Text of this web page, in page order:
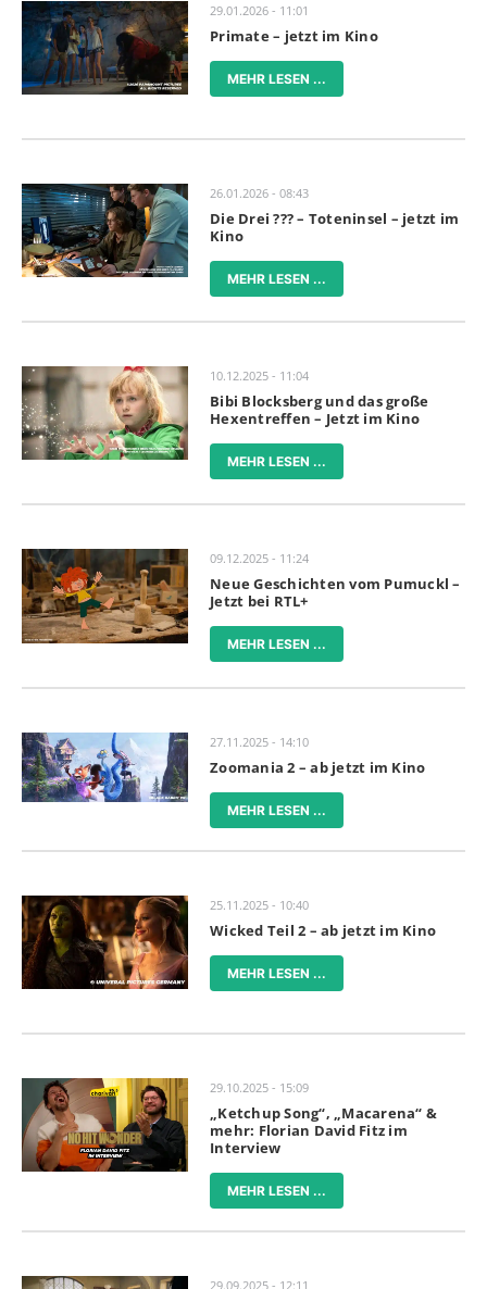
29.01.2026 - 11:01
Primate – jetzt im Kino
MEHR LESEN ...
26.01.2026 - 08:43
Die Drei ??? – Toteninsel – jetzt im
Kino
MEHR LESEN ...
10.12.2025 - 11:04
Bibi Blocksberg und das große
Hexentreffen – Jetzt im Kino
MEHR LESEN ...
09.12.2025 - 11:24
Neue Geschichten vom Pumuckl –
Jetzt bei RTL+
MEHR LESEN ...
27.11.2025 - 14:10
Zoomania 2 – ab jetzt im Kino
MEHR LESEN ...
25.11.2025 - 10:40
Wicked Teil 2 – ab jetzt im Kino
MEHR LESEN ...
29.10.2025 - 15:09
„Ketchup Song“, „Macarena“ &
mehr: Florian David Fitz im
Interview
MEHR LESEN ...
29.09.2025 - 12:11